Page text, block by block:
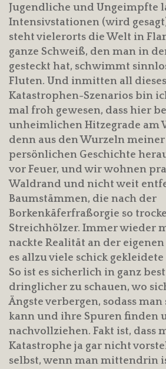
Jugendliche und Ungeimpfte
Intensivstationen (wird
steht vielerorts die Welt in
ganze Schweiß, den man in
gesteckt hat, schwimmt
Fluten. Und inmitten all
Katastrophen-Szenarios bin
mal froh gewesen, dass hier
unheimlichen Hitzegrade am
denn aus den Wurzeln meiner
persönlichen Geschichte
vor Feuer, und wir wohnen
Waldrand und nicht weit
Baumstämmen, die nach der
Borkenkäferfraßorgie so
Streichhölzer. Immer wieder
nackte Realität an der
es allzu viele schick
So ist es sicherlich in ganz
dringlicher zu schauen, wo
Ängste verbergen, sodass
kann und ihre Spuren finden
nachvollziehen. Fakt ist, dass
Katastrophe ja gar nicht
selbst, wenn man mittendrin